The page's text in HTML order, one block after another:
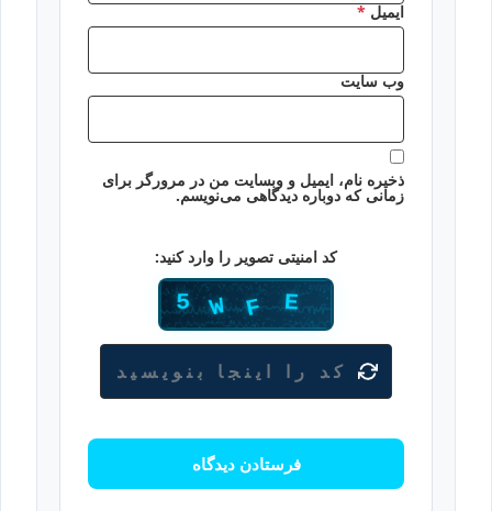
ایمیل*
وب‌ سایت
ذخیره نام، ایمیل و وبسایت من در مرورگر برای
زمانی که دوباره دیدگاهی می‌نویسم.
کد امنیتی تصویر را وارد کنید: